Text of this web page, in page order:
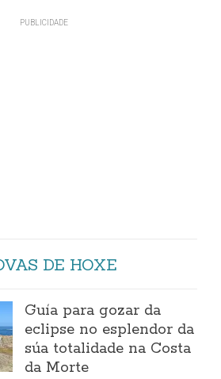
DE HOXE
Guía para gozar da
eclipse no esplendor da
súa totalidade na Costa
da Morte